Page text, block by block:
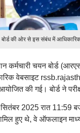
बोर्ड की ओर से इस संबंध में
कर्मचारी चयन बोर्ड
वेबसाइट
की गई। बोर्ड ने
2025 रात 11:59
हुए थे, वे ऑफलाइन